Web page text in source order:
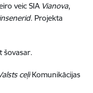
veic SIA Vianova,
Projekta
šovasar.
ceļiKomunikācijas